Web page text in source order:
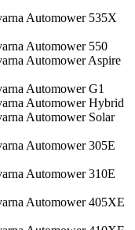
Automower 535X
Automower 550
Automower Aspire
Automower G1
Automower Hybrid
Automower Solar
Automower 305E
Automower 310E
Automower 405XE